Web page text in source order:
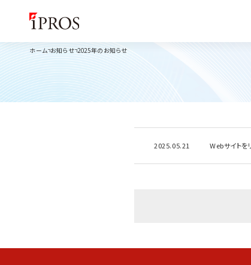
ホーム お知らせ 2025年のお知らせ
2025.05.21 Webサイトを